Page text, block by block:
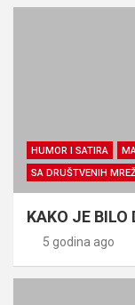
HUMOR I SATIRA
SA DRUŠTVENIH
KAKO JE BILO
5 godina ago